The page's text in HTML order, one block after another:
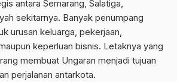
antara Semarang, Salatiga,
sekitarnya. Banyak penumpang
urusan keluarga, pekerjaan,
keperluan bisnis. Letaknya yang
membuat Ungaran menjadi tujuan
perjalanan antarkota.